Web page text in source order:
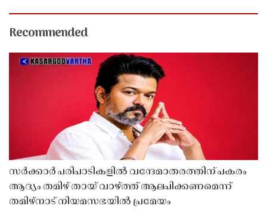
Recommended
സർക്കാർ പരിപാടികളിൽ വന്ദേമാതരത്തിന് പകരം
ആദ്യം തമിഴ് തായ് വാഴ്ത്ത് ആലപിക്കണമെന്ന്
തമിഴ്നാട് നിയമസഭയിൽ പ്രമേയം